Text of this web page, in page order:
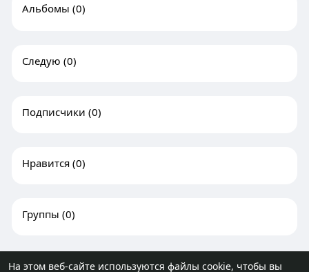
На этом веб-сайте используются файлы cookie, чтобы вы
Альбомы (0)
Следую (0)
Подписчики (0)
Нравится (0)
Группы (0)